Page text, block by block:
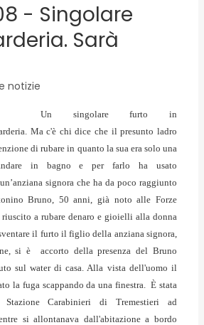
- Singolare
Sarà
notizie
Un singolare furto in
Ma c'è chi dice che il presunto ladro
di rubare in quanto la sua era solo una
in bagno e per farlo ha usato
signora che ha da poco raggiunto
Bruno, 50 anni, già noto alle Forze
a rubare denaro e gioielli alla donna
il furto il figlio della anziana signora,
si è accorto della presenza del Bruno
sul water di casa. Alla vista dell'uomo il
la fuga scappando da una finestra. È stata
Carabinieri di Tremestieri ad
si allontanava dall'abitazione a bordo